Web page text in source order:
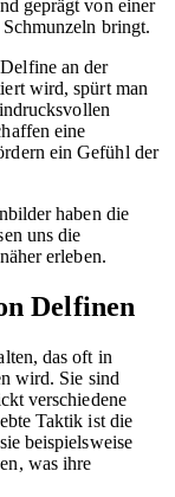
geprägt von einer
bringt.
an der
wird, spürt man
eine
ein Gefühl der
haben die
uns die
erleben.
Delfinen
das oft in
wird. Sie sind
verschiedene
Taktik ist die
beispielsweise
was ihre